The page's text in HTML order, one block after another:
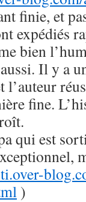
finie, et
expédiés
bien
Il y a
l’auteur
fine.
qui est
)